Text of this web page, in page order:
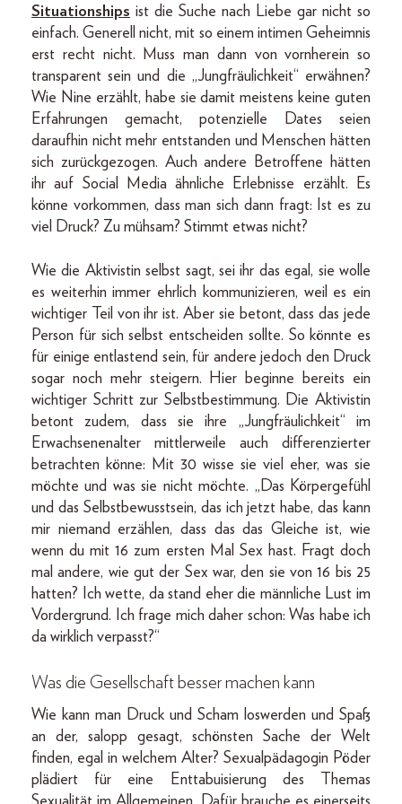
Situationships ist die Suche nach Liebe gar nicht so
einfach. Generell nicht, mit so einem intimen Geheimnis
erst recht nicht. Muss man dann von vornherein so
transparent sein und die „Jungfräulichkeit“ erwähnen?
Wie Nine erzählt, habe sie damit meistens keine guten
Erfahrungen gemacht, potenzielle Dates seien
daraufhin nicht mehr entstanden und Menschen hätten
sich zurückgezogen. Auch andere Betroffene hätten
ihr auf Social Media ähnliche Erlebnisse erzählt. Es
könne vorkommen, dass man sich dann fragt: Ist es zu
viel Druck? Zu mühsam? Stimmt etwas nicht?
Wie die Aktivistin selbst sagt, sei ihr das egal, sie wolle
es weiterhin immer ehrlich kommunizieren, weil es ein
wichtiger Teil von ihr ist. Aber sie betont, dass das jede
Person für sich selbst entscheiden sollte. So könnte es
für einige entlastend sein, für andere jedoch den Druck
sogar noch mehr steigern. Hier beginne bereits ein
wichtiger Schritt zur Selbstbestimmung. Die Aktivistin
betont zudem, dass sie ihre „Jungfräulichkeit“ im
Erwachsenenalter mittlerweile auch differenzierter
betrachten könne: Mit 30 wisse sie viel eher, was sie
möchte und was sie nicht möchte. „Das Körpergefühl
und das Selbstbewusstsein, das ich jetzt habe, das kann
mir niemand erzählen, dass das das Gleiche ist, wie
wenn du mit 16 zum ersten Mal Sex hast. Fragt doch
mal andere, wie gut der Sex war, den sie von 16 bis 25
hatten? Ich wette, da stand eher die männliche Lust im
Vordergrund. Ich frage mich daher schon: Was habe ich
da wirklich verpasst?“
Was die Gesellschaft besser machen kann
Wie kann man Druck und Scham loswerden und Spaß
an der, salopp gesagt, schönsten Sache der Welt
finden, egal in welchem Alter? Sexualpädagogin Pöder
plädiert für eine Enttabuisierung des Themas